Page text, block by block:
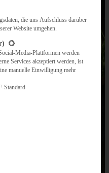
die uns Aufschluss darüber
Website umgehen.
Media-Plattformen werden
Services akzeptiert werden, ist
manuelle Einwilligung mehr
Standard